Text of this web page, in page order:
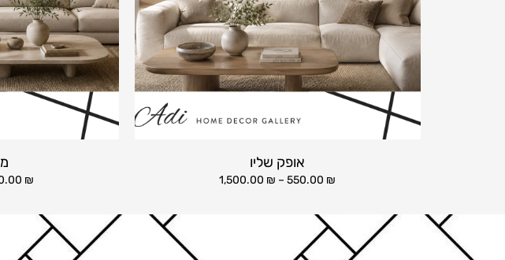
אופק שליו
550.00 ₪
–
1,500.00 ₪
₪